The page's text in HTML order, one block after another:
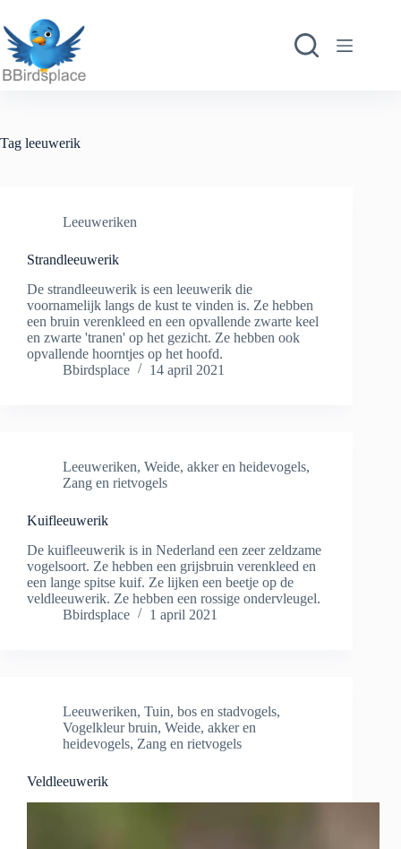
naar
de
inhoud
Tag leeuwerik
Leeuweriken
Strandleeuwerik
De strandleeuwerik is een leeuwerik die
voornamelijk langs de kust te vinden is. Ze hebben
een bruin verenkleed en een opvallende zwarte keel
en zwarte 'tranen' op het gezicht. Ze hebben ook
opvallende hoorntjes op het hoofd.
Bbirdsplace
14 april 2021
Leeuweriken, Weide, akker en heidevogels,
Zang en rietvogels
Kuifleeuwerik
De kuifleeuwerik is in Nederland een zeer zeldzame
vogelsoort. Ze hebben een grijsbruin verenkleed en
een lange spitse kuif. Ze lijken een beetje op de
veldleeuwerik. Ze hebben een rossige ondervleugel.
Bbirdsplace
1 april 2021
Leeuweriken, Tuin, bos en stadvogels,
Vogelkleur bruin, Weide, akker en
heidevogels, Zang en rietvogels
Veldleeuwerik